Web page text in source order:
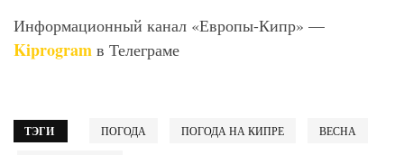
Информационный канал «Европы-Кипр» —
Kiprogram в Телеграме
ТЭГИ ПОГОДА ПОГОДА НА КИПРЕ ВЕСНА